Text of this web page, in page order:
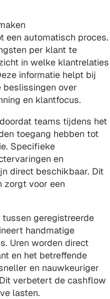
een automatisch proces.
per klant te
in welke klantrelaties
informatie helpt bij
beslissingen over
en klantfocus.
teams tijdens het
toegang hebben tot
Specifieke
en
direct beschikbaar. Dit
zorgt voor een
geregistreerde
handmatige
Uren worden direct
en het betreffende
en nauwkeuriger
verbetert de cashflow
lasten.